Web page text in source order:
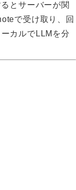
とサーバーが関
で受け取り、回
カルでLLMを分